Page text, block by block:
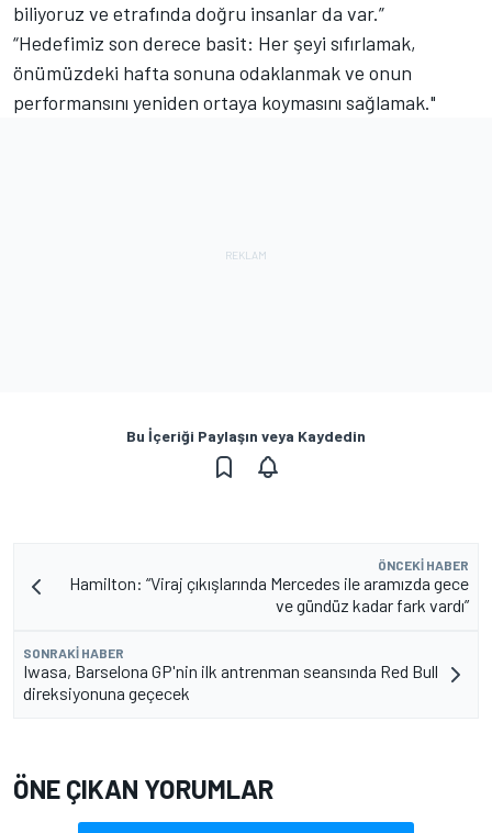
biliyoruz ve etrafında doğru insanlar da var.”
“Hedefimiz son derece basit: Her şeyi sıfırlamak,
önümüzdeki hafta sonuna odaklanmak ve onun
performansını yeniden ortaya koymasını sağlamak."
Bu İçeriği Paylaşın veya Kaydedin
ÖNCEKI HABER
Hamilton: “Viraj çıkışlarında Mercedes ile aramızda gece
ve gündüz kadar fark vardı”
SONRAKI HABER
Iwasa, Barselona GP'nin ilk antrenman seansında Red Bull
direksiyonuna geçecek
ÖNE ÇIKAN YORUMLAR